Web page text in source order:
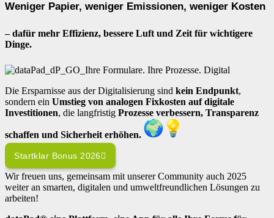
Weniger Papier, weniger Emissionen, weniger Kosten
– dafür mehr Effizienz, bessere Luft und Zeit für wichtigere
Dinge.
Die Ersparnisse aus der Digitalisierung sind kein Endpunkt,
sondern ein Umstieg von analogen Fixkosten auf digitale
Investitionen, die langfristig Prozesse verbessern, Transparenz
schaffen und Sicherheit erhöhen.
Startklar Bonus 2026
Wir freuen uns, gemeinsam mit unserer Community auch 2025
weiter an smarten, digitalen und umweltfreundlichen Lösungen zu
arbeiten!